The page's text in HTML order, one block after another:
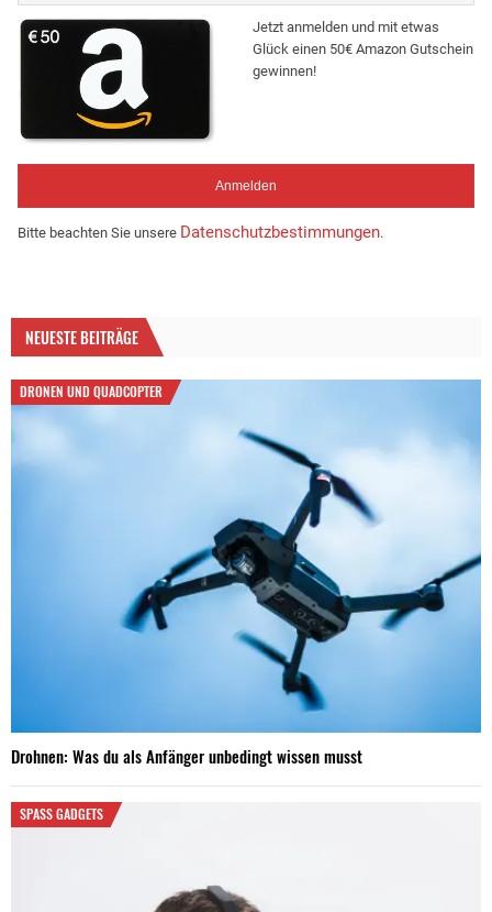
Jetzt anmelden und mit etwas
Glück einen 50€ Amazon Gutschein
gewinnen!
Bitte beachten Sie unsere Datenschutzbestimmungen.
NEUESTE BEITRÄGE
DRONEN UND QUADCOPTER
Drohnen: Was du als Anfänger unbedingt wissen musst
SPASS GADGETS